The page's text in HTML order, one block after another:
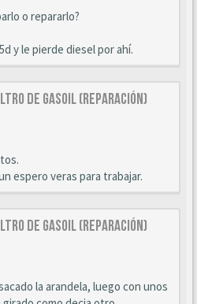
o repararlo?
y le pierde diesel por ahí.
de gasoil (reparación)
espero veras para trabajar.
de gasoil (reparación)
la arandela, luego con unos